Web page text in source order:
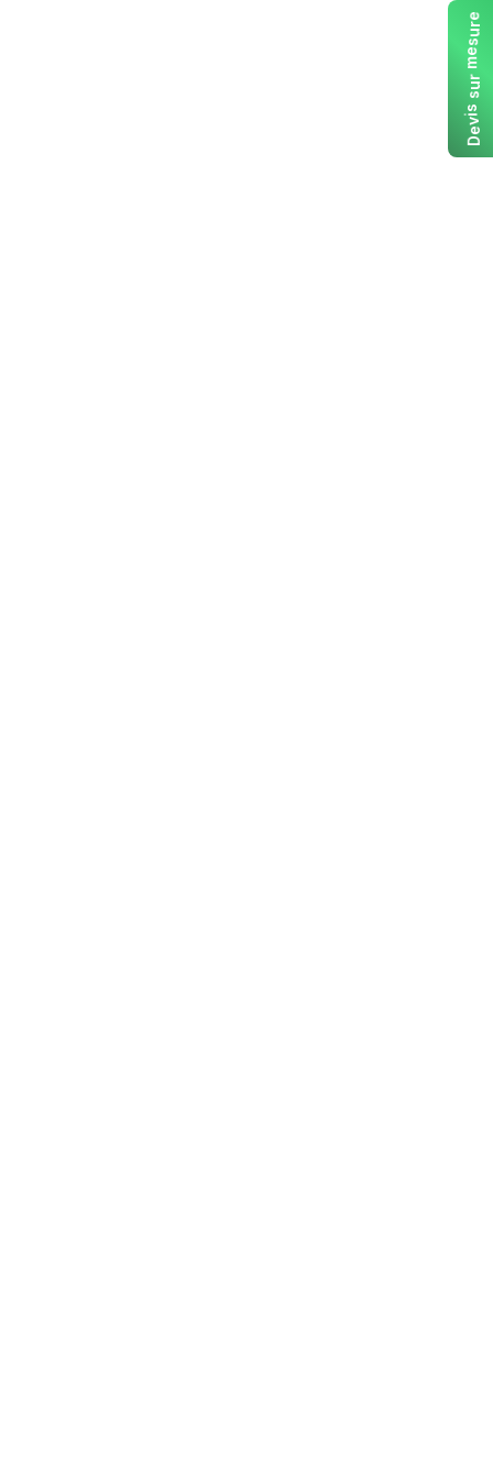
D
e
v
i
s
s
u
r
m
e
s
u
r
e